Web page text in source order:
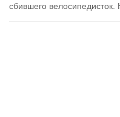
сбившего велосипедисток.